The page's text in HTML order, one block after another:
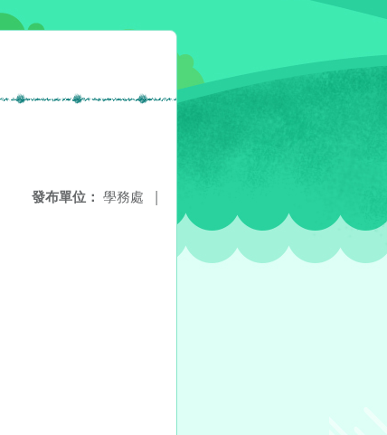
發布單位： 學務處 |